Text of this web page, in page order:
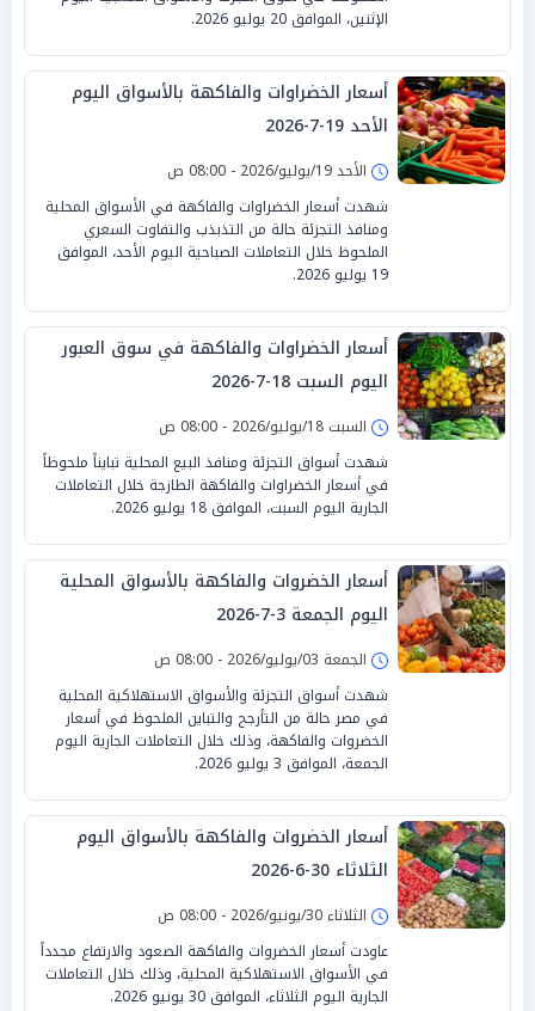
الإثنين، الموافق 20 يوليو 2026.
أسعار الخضراوات والفاكهة بالأسواق اليوم
الأحد 19-7-2026
الأحد 19/يوليو/2026 - 08:00 ص
شهدت أسعار الخضراوات والفاكهة في الأسواق المحلية
ومنافذ التجزئة حالة من التذبذب والتفاوت السعري
الملحوظ خلال التعاملات الصباحية اليوم الأحد، الموافق
19 يوليو 2026.
أسعار الخضراوات والفاكهة في سوق العبور
اليوم السبت 18-7-2026
السبت 18/يوليو/2026 - 08:00 ص
شهدت أسواق التجزئة ومنافذ البيع المحلية تبايناً ملحوظاً
في أسعار الخضراوات والفاكهة الطازجة خلال التعاملات
الجارية اليوم السبت، الموافق 18 يوليو 2026.
أسعار الخضروات والفاكهة بالأسواق المحلية
اليوم الجمعة 3-7-2026
الجمعة 03/يوليو/2026 - 08:00 ص
شهدت أسواق التجزئة والأسواق الاستهلاكية المحلية
في مصر حالة من التأرجح والتباين الملحوظ في أسعار
الخضروات والفاكهة، وذلك خلال التعاملات الجارية اليوم
الجمعة، الموافق 3 يوليو 2026.
أسعار الخضروات والفاكهة بالأسواق اليوم
الثلاثاء 30-6-2026
الثلاثاء 30/يونيو/2026 - 08:00 ص
عاودت أسعار الخضروات والفاكهة الصعود والارتفاع مجدداً
في الأسواق الاستهلاكية المحلية، وذلك خلال التعاملات
الجارية اليوم الثلاثاء، الموافق 30 يونيو 2026.